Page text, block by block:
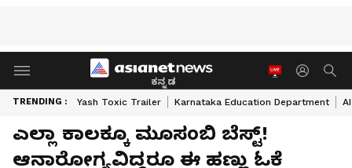
ಕನ್ನಡ
TRENDING : Yash Toxic Trailer Karnataka Education Department
ಎಲ್ಲಾ ಕಾಲಕ್ಕೂ ಮೂಸಂಬಿ ಬೆಸ್ಟ್!
ಆನಾರೋಗ್ಯವಿದ್ದರೂ ಈ ಹಣ್ಣು ಓಕೆ